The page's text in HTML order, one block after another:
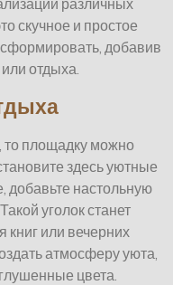
скучное и простое
добавив
отдыха.
то площадку можно
здесь уютные
добавьте настольную
уголок станет
книг или вечерних
атмосферу уюта,
цвета.